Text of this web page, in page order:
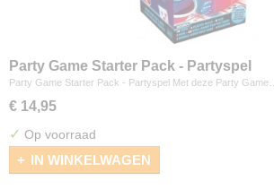
Party Game Starter Pack - Partyspel
Party Game Starter Pack - Partyspel Met deze Party Game…
€ 14,95
✓ Op voorraad
IN WINKELWAGEN